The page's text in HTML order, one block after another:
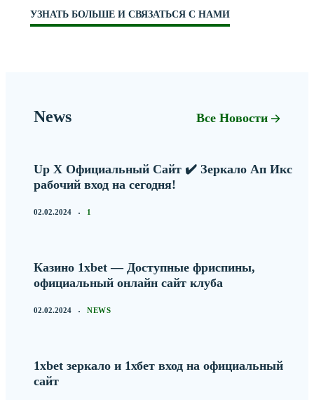
УЗНАТЬ БОЛЬШЕ И СВЯЗАТЬСЯ С НАМИ
News Все Новости
Up X Официальный Сайт ✔️ Зеркало Ап Икс
рабочий вход на сегодня!
02.02.2024 1
Казино 1xbet — Доступные фриспины,
официальный онлайн сайт клуба
02.02.2024 NEWS
1xbet зеркало и 1хбет вход на официальный
сайт